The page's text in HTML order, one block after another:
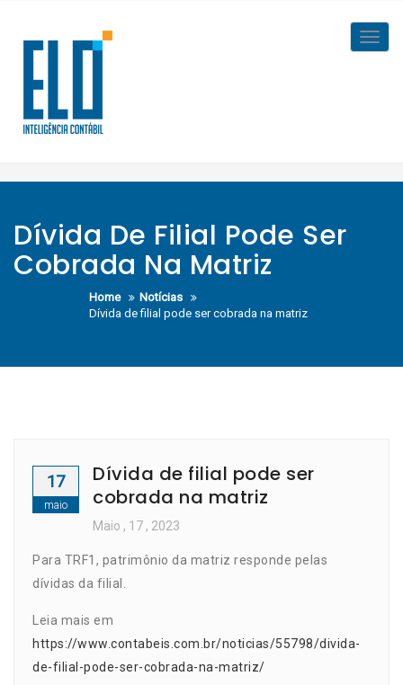
content
Dívida De Filial Pode Ser
Cobrada Na Matriz
Home
Notícias
Dívida de filial pode ser cobrada na matriz
17
maio
Dívida de filial pode ser
cobrada na matriz
Maio , 17 , 2023
Para TRF1, patrimônio da matriz responde pelas
dívidas da filial.
Leia mais em
https://www.contabeis.com.br/noticias/55798/divida-
de-filial-pode-ser-cobrada-na-matriz/